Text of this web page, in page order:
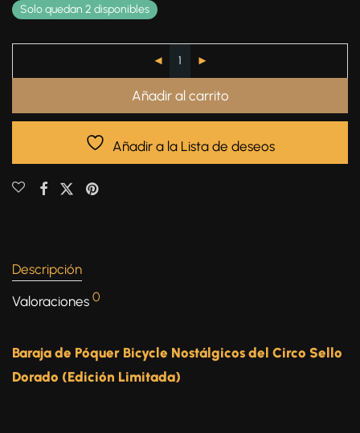
Solo quedan 2 disponibles
Añadir al carrito
Añadir a la Lista de deseos
Descripción
Valoraciones 0
Baraja de Póquer Bicycle Nostálgicos del Circo Sello
Dorado (Edición Limitada)